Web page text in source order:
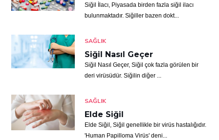
Siğil İlacı, Piyasada birden fazla siğil ilacı
bulunmaktadır. Siğiller bazen dokt...
SAĞLIK
Siğil Nasıl Geçer
Siğil Nasıl Geçer, Siğil çok fazla görülen bir
deri virüsüdür. Siğilin diğer ...
SAĞLIK
Elde Siğil
Elde Siğil, Siğil genellikle bir virüs hastalığıdır.
'Human Papilloma Virüs' deni...